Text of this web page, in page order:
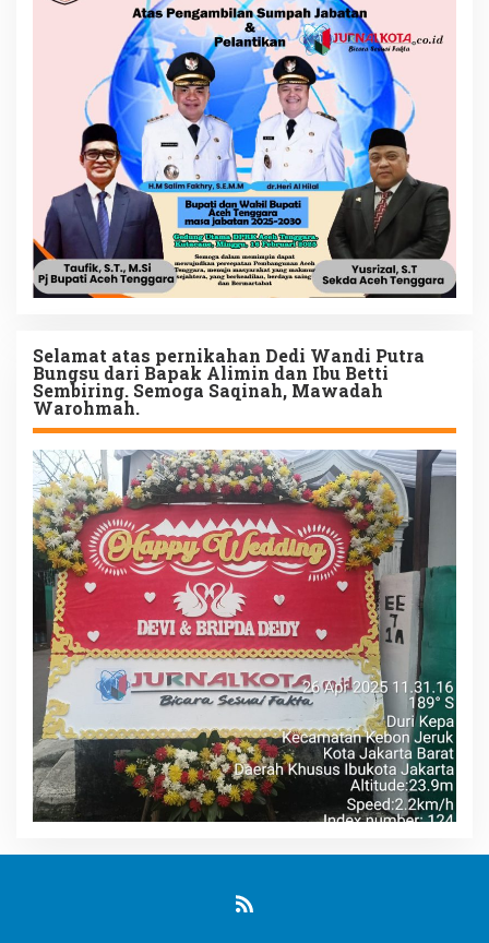
Selamat atas pernikahan Dedi Wandi Putra
Bungsu dari Bapak Alimin dan Ibu Betti
Sembiring. Semoga Saqinah, Mawadah
Warohmah.